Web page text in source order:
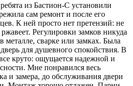
из Бастион-С установили
сам ремонт и после его
К ней просто нет претензий: не
Регулировки замков никуда
металле, сварке или замках. Была
для душевного спокойствия. В
круто: ощущается надежной и
Мне понравился весь
и замера, до обслуживания двери